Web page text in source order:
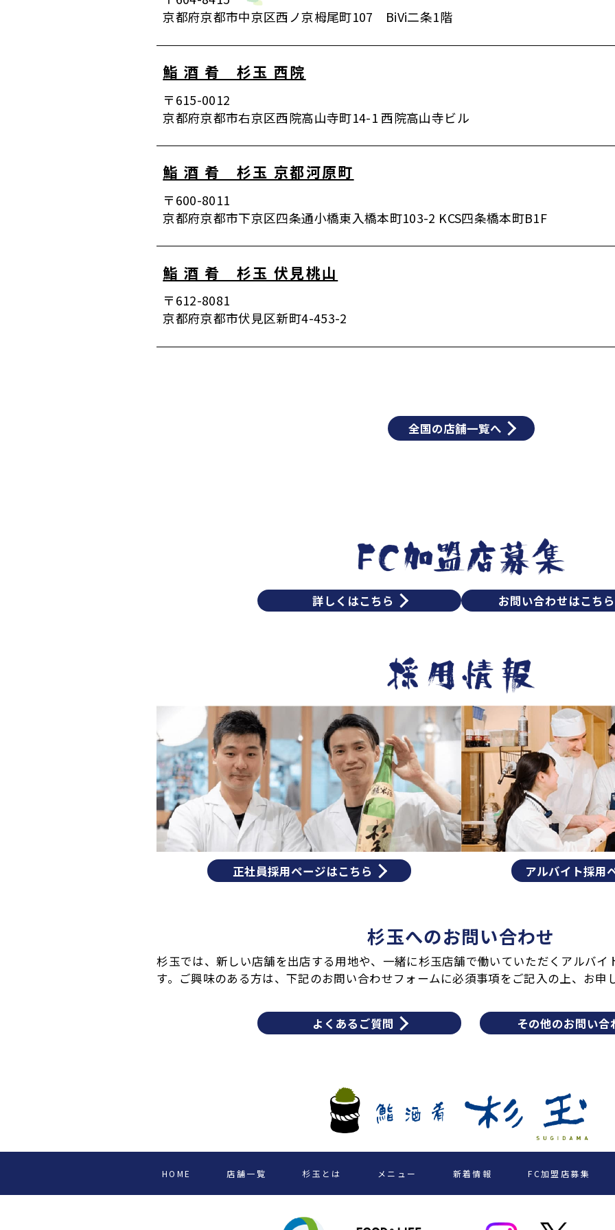
京都府京都市中京区西ノ京栂尾町107 BiVi二条1階
鮨 酒 肴 杉玉 西院
〒615-0012
京都府京都市右京区西院高山寺町14-1 西院高山寺ビル
鮨 酒 肴 杉玉 京都河原町
〒600-8011
京都府京都市下京区四条通小橋東入橋本町103-2 KCS四条橋本町B1F
鮨 酒 肴 杉玉 伏見桃山
〒612-8081
京都府京都市伏見区新町4-453-2
全国の店舗一覧へ
詳しくはこちら お問い合わせはこちら
正社員採用ページはこちら アルバイト採用
杉玉へのお問い合わせ
杉玉では、新しい店舗を出店する用地や、一緒に杉玉店舗で働いていただくアルバイ
す。ご興味のある方は、下記のお問い合わせフォームに必須事項をご記入の上、お申
よくあるご質問 その他のお問い合
HOME 店舗一覧 杉玉とは メニュー 新着情報 FC加盟店募集